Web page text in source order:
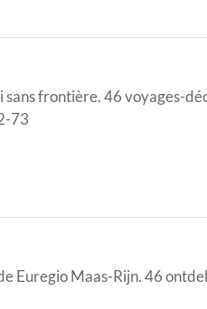
sans frontière. 46 voyages-
73
Euregio Maas-Rijn. 46